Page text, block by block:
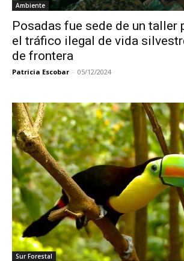
Ambiente
Posadas fue sede de un taller
el tráfico ilegal de vida
de frontera
Patricia Escobar - 05/12/2024
Sur Forestal